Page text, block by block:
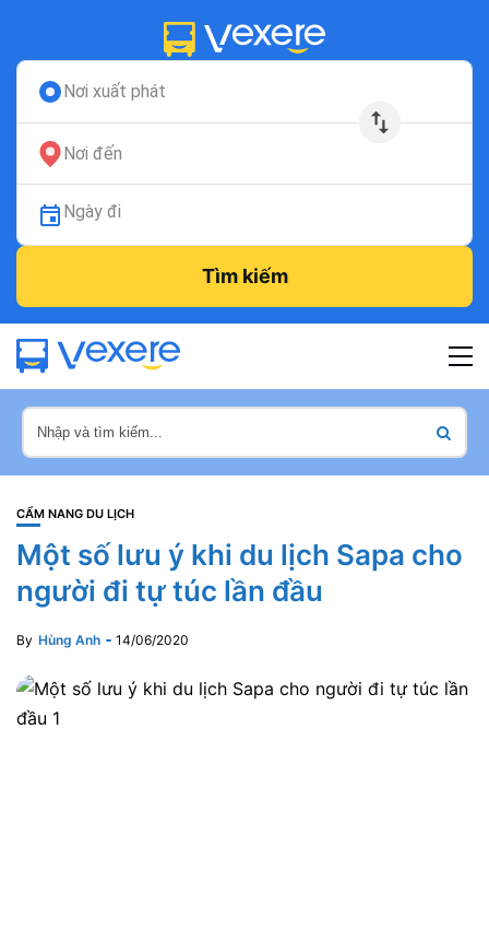
Nơi xuất phát
Nơi đến
Ngày đi
Tìm kiếm
CẨM NANG DU LỊCH
Một số lưu ý khi du lịch Sapa cho
người đi tự túc lần đầu
By Hùng Anh 14/06/2020